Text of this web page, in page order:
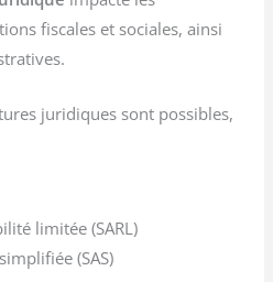
fiscales et sociales, ainsi
juridiques sont possibles,
limitée (SARL)
(SAS)